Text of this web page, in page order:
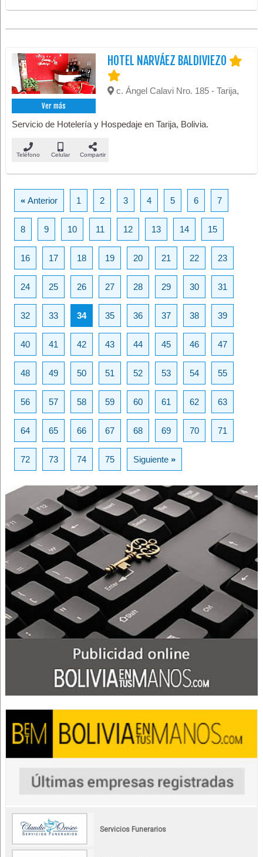
Ver más
HOTEL NARVÁEZ BALDIVIEZO
c. Ángel Calavi Nro. 185 - Tarija,
Servicio de Hotelería y Hospedaje en Tarija, Bolivia.
Teléfono Celular Compartir
«Anterior 1 2 3 4 5 6 7
8 9 10 11 12 13 14 15
16 17 18 19 20 21 22 23
24 25 26 27 28 29 30 31
32 33 34 35 36 37 38 39
40 41 42 43 44 45 46 47
48 49 50 51 52 53 54 55
56 57 58 59 60 61 62 63
64 65 66 67 68 69 70 71
72 73 74 75 Siguiente»
Servicios Funerarios